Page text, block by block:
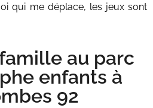
qui me déplace, les jeux sont
au parc
enfants à
92